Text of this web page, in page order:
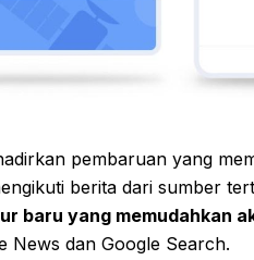
pembaruan yang
berita dari sumber
baru yang memudahkan
News dan Google Search.